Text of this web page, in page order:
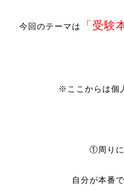
今回のテーマは 「受験
※ここからは個
①周りに
自分が本番